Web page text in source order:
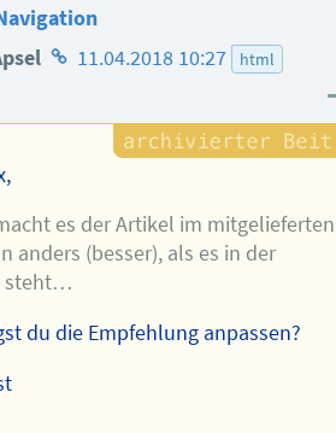
Homepage
Autors
11.04.2018 10:27 html
es der Artikel im mitgelieferten
anders (besser), als es in der
steht…
du die Empfehlung anpassen?